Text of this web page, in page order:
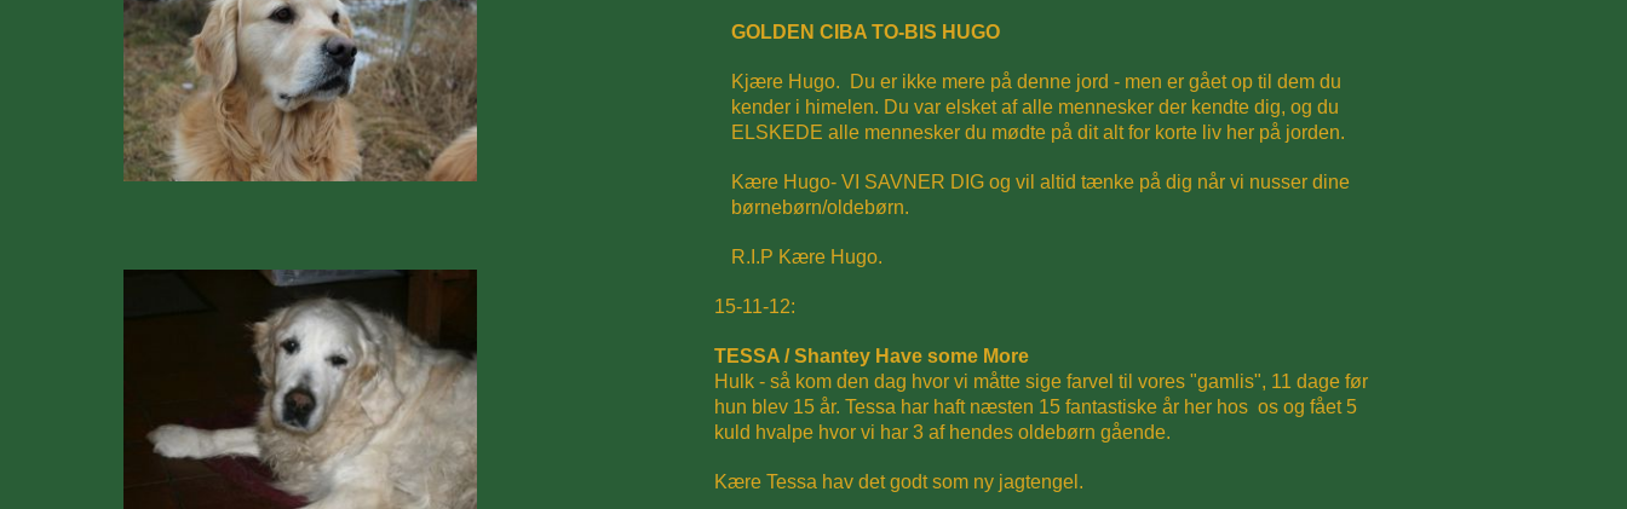
GOLDEN CIBA TO-BIS HUGO
Kjære Hugo. Du er ikke mere på denne jord - men er gået op til dem du
kender i himelen. Du var elsket af alle mennesker der kendte dig, og du
ELSKEDE alle mennesker du mødte på dit alt for korte liv her på jorden.
Kære Hugo- VI SAVNER DIG og vil altid tænke på dig når vi nusser dine
børnebørn/oldebørn.
R.I.P Kære Hugo.
15-11-12:
TESSA / Shantey Have some More
Hulk - så kom den dag hvor vi måtte sige farvel til vores "gamlis", 11 dage før
hun blev 15 år. Tessa har haft næsten 15 fantastiske år her hos os og fået 5
kuld hvalpe hvor vi har 3 af hendes oldebørn gående.
Kære Tessa hav det godt som ny jagtengel.